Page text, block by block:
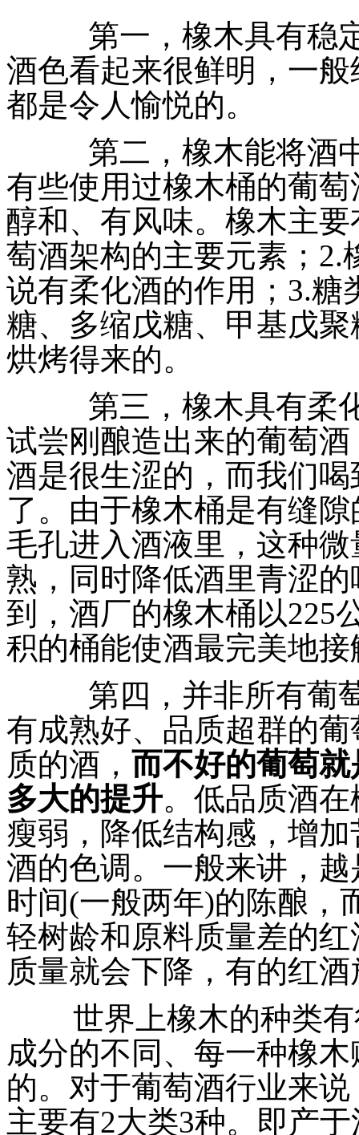
第一，橡木具有稳定
酒色看起来很鲜明，一
都是令人愉悦的。
第二，橡木能将酒中
有些使用过橡木桶的葡
醇和、有风味。橡木主
萄酒架构的主要元素；2.
说有柔化酒的作用；3.糖
糖、多缩戊糖、甲基戊
烘烤得来的。
第三，橡木具有柔化
试尝刚酿造出来的葡萄
酒是很生涩的，而我们
了。由于橡木桶是有缝
毛孔进入酒液里，这种
熟，同时降低酒里青涩的
到，酒厂的橡木桶以225
积的桶能使酒最完美地
第四，并非所有葡萄
有成熟好、品质超群的
质的酒， 而不好的葡萄
多大的提升。低品质酒
瘦弱，降低结构感，增
酒的色调。一般来讲，
时间(一般两年)的陈酿，
轻树龄和原料质量差的
质量就会下降，有的红
世界上橡木的种类有
成分的不同、每一种橡
的。对于葡萄酒行业来
主要有2大类3种。即产